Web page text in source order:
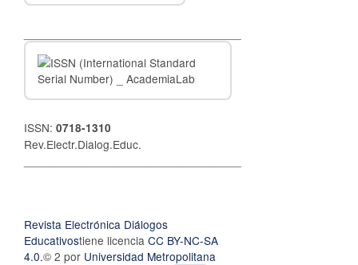
ISSN: 0718-1310
Rev.Electr.Dialog.Educ.
Revista Electrónica Diálogos
Educativostiene licencia CC BY-NC-SA
4.0.© 2 por Universidad Metropolitana